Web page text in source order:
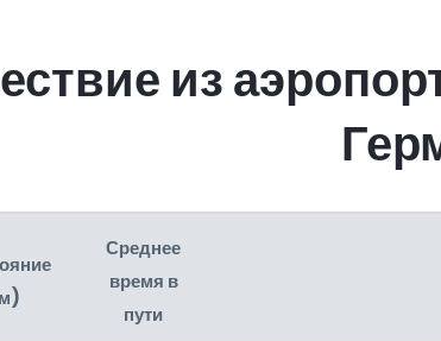
из
Среднее
время в
пути